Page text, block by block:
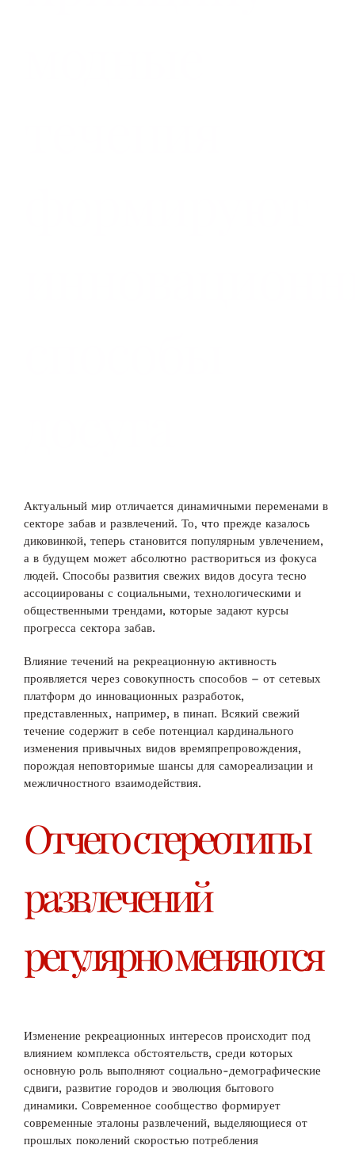
Актуальный мир отличается динамичными переменами в
секторе забав и развлечений. То, что прежде казалось
диковинкой, теперь становится популярным увлечением,
а в будущем может абсолютно раствориться из фокуса
людей. Способы развития свежих видов досуга тесно
ассоциированы с социальными, технологическими и
общественными трендами, которые задают курсы
прогресса сектора забав.
Влияние течений на рекреационную активность
проявляется через совокупность способов – от сетевых
платформ до инновационных разработок,
представленных, например, в пинап. Всякий свежий
течение содержит в себе потенциал кардинального
изменения привычных видов времяпрепровождения,
порождая неповторимые шансы для самореализации и
межличностного взаимодействия.
Отчего стереотипы
развлечений
регулярно меняются
Изменение рекреационных интересов происходит под
влиянием комплекса обстоятельств, среди которых
основную роль выполняют социально-демографические
сдвиги, развитие городов и эволюция бытового
динамики. Современное сообщество формирует
современные эталоны развлечений, выделяющиеся от
прошлых поколений скоростью потребления